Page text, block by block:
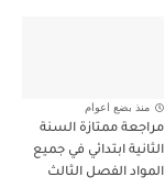
منذ بضع اعوام
مراجعة ممتازة السنة
الثانية ابتدائي في جميع
المواد الفصل الثالث